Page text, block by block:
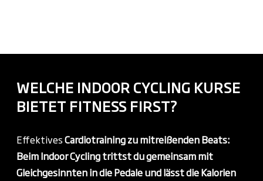
WELCHE INDOOR CYCLING KURSE
BIETET FITNESS FIRST?
EffektivesCardiotraining zu mitreißenden Beats:
Beim Indoor Cycling trittst du gemeinsam mit
Gleichgesinnten in die Pedale undlässt die Kalorien